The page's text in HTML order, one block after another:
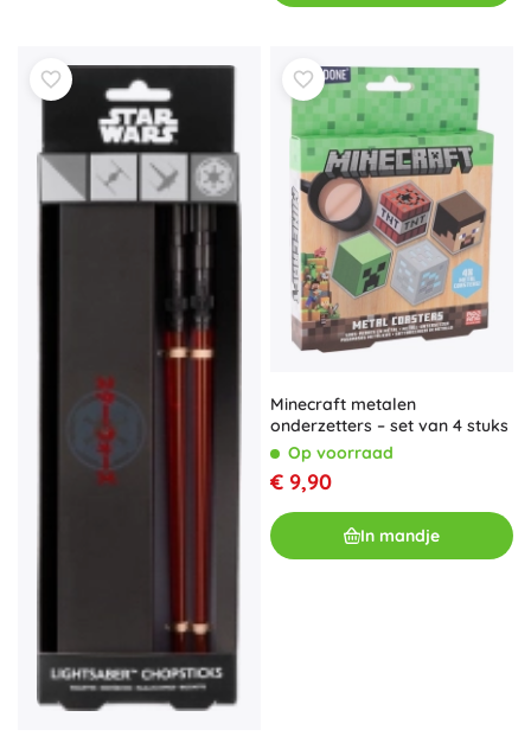
Minecraft metalen
onderzetters – set van 4 stuks
Op voorraad
€ 9,90
In mandje